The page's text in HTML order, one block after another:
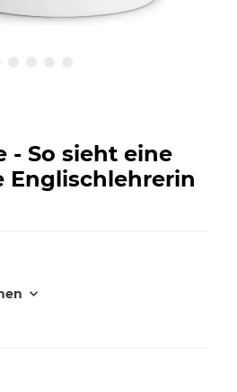
- So sieht eine
Englischlehrerin